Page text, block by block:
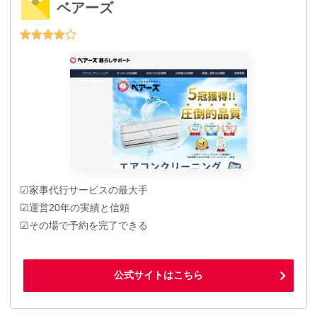
ベアーズ
☑家事代行サービスの最大手
☑運営20年の実績と信頼
☑その場で予約を完了できる
公式サイトはこちら